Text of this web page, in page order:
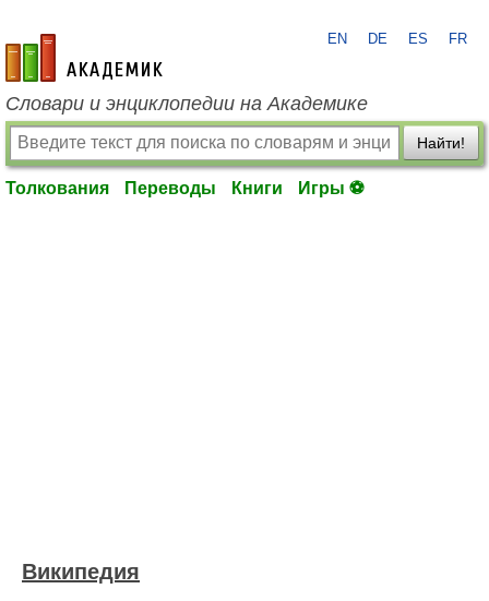
academic.ru
EN DE ES FR
Словари и энциклопедии на Академике
Найти!
Толкования Переводы Книги Игры ⚽
Википедия